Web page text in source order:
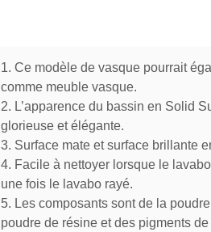
1. Ce modèle de vasque pourrait
comme meuble vasque.
2. L’apparence du bassin en Solid
glorieuse et élégante.
3. Surface mate et surface brillante
4. Facile à nettoyer lorsque le
une fois le lavabo rayé.
5. Les composants sont de la
poudre de résine et des pigments